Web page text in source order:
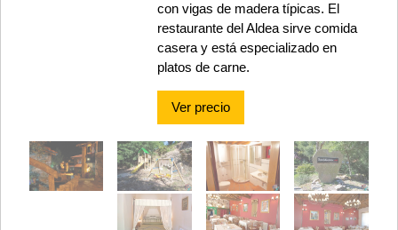
con vigas de madera típicas. El
restaurante del Aldea sirve comida
casera y está especializado en
platos de carne.
Ver precio